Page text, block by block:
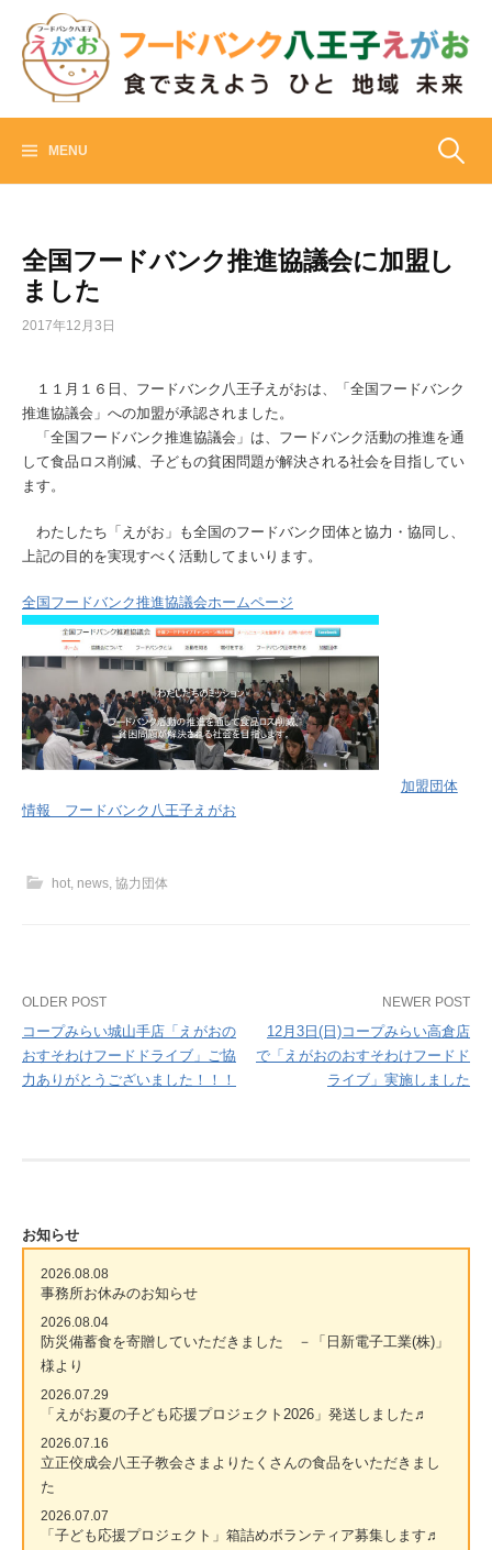
content
MENU 検
全国フードバンク推進協議会に加盟し
ました
2017年12月3日
１１月１６日、フードバンク八王子えがおは、「全国フードバンク
推進協議会」への加盟が承認されました。
「全国フードバンク推進協議会」は、フードバンク活動の推進を通
して食品ロス削減、子どもの貧困問題が解決される社会を目指してい
ます。
わたしたち「えがお」も全国のフードバンク団体と協力・協同し、
上記の目的を実現すべく活動してまいります。
全国フードバンク推進協議会ホームページ
加盟団体
情報 フードバンク八王子えがお
hot, news, 協力団体
Post
navigation
OLDER POST
コープみらい城山手店「えがおの
おすそわけフードドライブ」ご協
力ありがとうございました！！！
NEWER POST
12月3日(日)コープみらい高倉店
で「えがおのおすそわけフードド
ライブ」実施しました
お知らせ
2026.08.08
事務所お休みのお知らせ
2026.08.04
防災備蓄食を寄贈していただきました －「日新電子工業(株)」
様より
2026.07.29
「えがお夏の子ども応援プロジェクト2026」発送しました♬
2026.07.16
立正佼成会八王子教会さまよりたくさんの食品をいただきまし
た
2026.07.07
「子ども応援プロジェクト」箱詰めボランティア募集します♬